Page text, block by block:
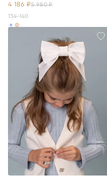
4 186 ₽5 980 ₽
134-140